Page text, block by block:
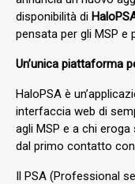
disponibilità di
pensata per gli MSP e
Un’unica piattaforma
HaloPSA è
interfaccia web di
agli MSP e a chi
dal primo contatto
Il PSA (Professional